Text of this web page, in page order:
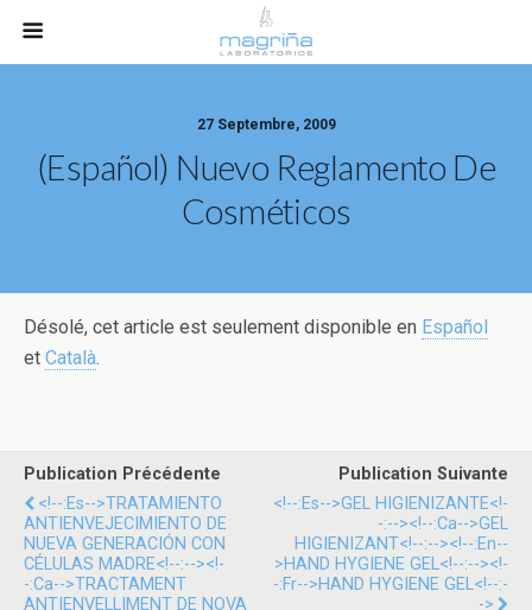
27 Septembre, 2009
(Español) Nuevo Reglamento De
Cosméticos
Désolé, cet article est seulement disponible en Español
et Català.
Publication Précédente
<!--:es-->TRATAMIENTO
ANTIENVEJECIMIENTO DE
NUEVA GENERACIÓN CON
CÉLULAS MADRE<!--:--><!-
-:ca-->TRACTAMENT
ANTIENVELLIMENT DE NOVA
Publication Suivante
<!--:es-->GEL HIGIENIZANTE<!-
-:--><!--:ca-->GEL
HIGIENIZANT<!--:--><!--:en--
>HAND HYGIENE GEL<!--:--><!-
-:fr-->HAND HYGIENE GEL<!--:-
->